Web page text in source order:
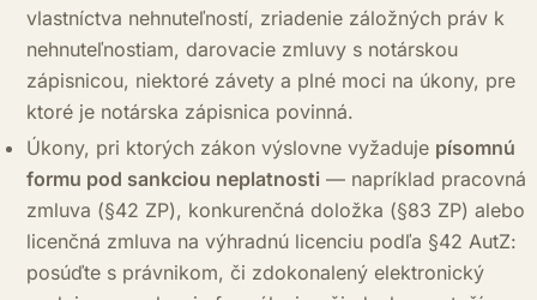
vlastníctva nehnuteľností, zriadenie záložných práv k
nehnuteľnostiam, darovacie zmluvy s notárskou
zápisnicou, niektoré závety a plné moci na úkony, pre
ktoré je notárska zápisnica povinná.
Úkony, pri ktorých zákon výslovne vyžaduje písomnú
formu pod sankciou neplatnosti — napríklad pracovná
zmluva (§42 ZP), konkurenčná doložka (§83 ZP) alebo
licenčná zmluva na výhradnú licenciu podľa §42 AutZ:
posúďte s právnikom, či zdokonalený elektronický